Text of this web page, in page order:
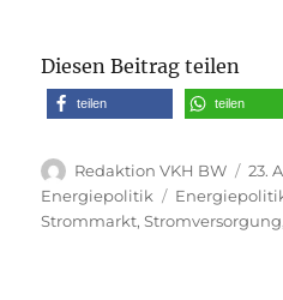
Diesen Beitrag teilen
teilen teilen
Autor
Redaktion VKH BW
am
23.
Energiepolitik
Schlagwörter
Strommarkt,Stromversorgung